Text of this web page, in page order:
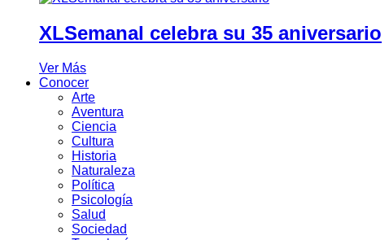
XLSemanal celebra su 35 aniversario
Ver Más
Conocer
Arte
Aventura
Ciencia
Cultura
Historia
Naturaleza
Política
Psicología
Salud
Sociedad